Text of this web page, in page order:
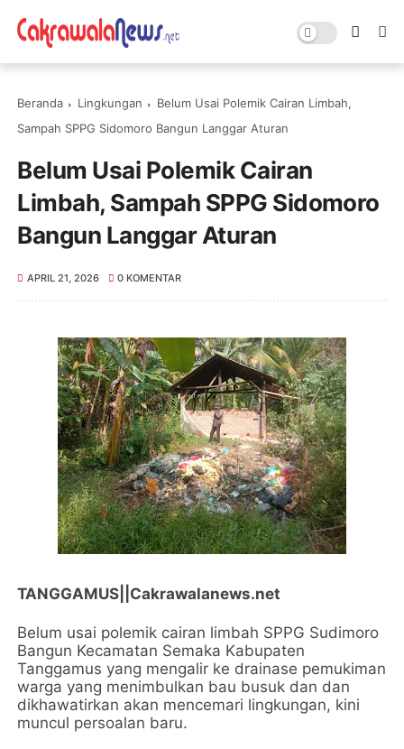
Beranda Lingkungan
Belum Usai Polemik Cairan Limbah,
Sampah SPPG Sidomoro Bangun Langgar Aturan
Belum Usai Polemik Cairan
Limbah, Sampah SPPG Sidomoro
Bangun Langgar Aturan
APRIL 21, 2026 0 KOMENTAR
TANGGAMUS||Cakrawalanews.net
Belum usai polemik cairan limbah SPPG Sudimoro
Bangun Kecamatan Semaka Kabupaten
Tanggamus yang mengalir ke drainase pemukiman
warga yang menimbulkan bau busuk dan dan
dikhawatirkan akan mencemari lingkungan, kini
muncul persoalan baru.